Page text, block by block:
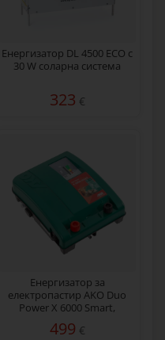
Енергизатор DL 4500 ECO с
30 W соларна система
323 €
Енергизатор за
електропастир AKO Duo
Power X 6000 Smart,
499 €